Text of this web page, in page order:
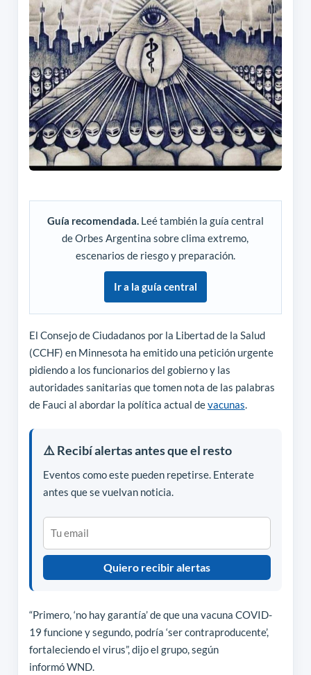
Guía recomendada.Leé también la guía central
de Orbes Argentina sobre clima extremo,
escenarios de riesgo y preparación.
Ir a la guía central
El Consejo de Ciudadanos por la Libertad de la Salud
(CCHF) en Minnesota ha emitido una petición urgente
pidiendo a los funcionarios del gobierno y las
autoridades sanitarias que tomen nota de las palabras
de Fauci al abordar la política actual devacunas.
⚠️ Recibí alertas antes que el resto
Eventos como este pueden repetirse. Enterate
antes que se vuelvan noticia.
Quiero recibir alertas
“Primero, ‘no hay garantía’ de que una vacuna COVID-
19 funcione y segundo, podría ‘ser contraproducente’,
fortaleciendo el virus”, dijo el grupo, según
informó WND.